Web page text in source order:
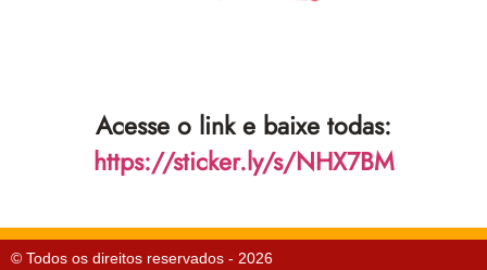
Acesse o link e baixe todas:
https://sticker.ly/s/NHX7BM
© Todos os direitos reservados - 2026